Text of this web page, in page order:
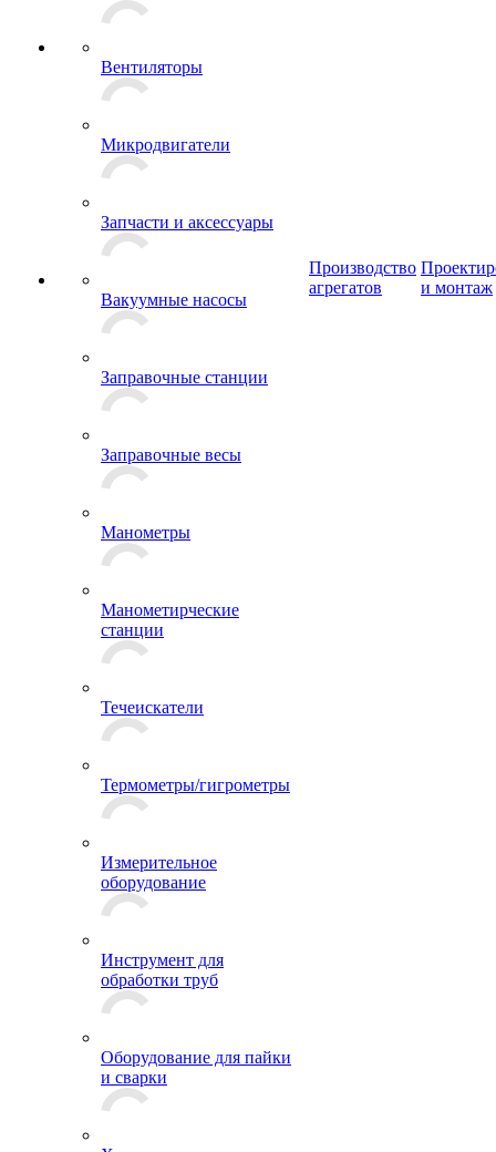
Вентиляторы
Микродвигатели
Запчасти и аксессуары
Вакуумные насосы
Заправочные станции
Заправочные весы
Манометры
Манометирческие
станции
Течеискатели
Термометры/гигрометры
Измерительное
оборудование
Инструмент для
обработки труб
Оборудование для пайки
и сварки
Производство
агрегатов
и монтаж